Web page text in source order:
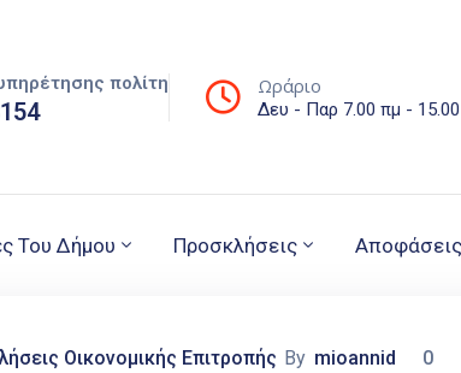
πολίτη Ωράριο
Δευ - Παρ 7.00 πμ -
Του Δήμου Προσκλήσεις Αποφάσεις
Οικονομικής Επιτροπής By mioannid 0